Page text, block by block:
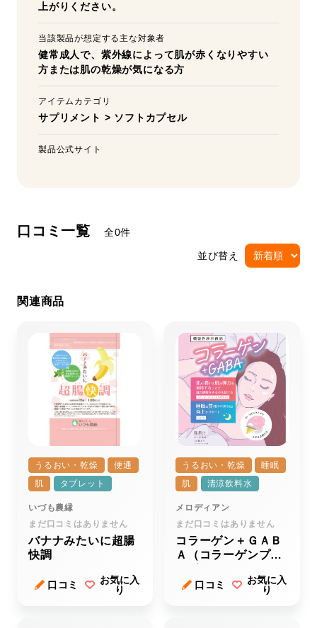
上がりください。
当該製品が想定する主な対象者
健常成人で、紫外線によって肌が赤くなりやすい
方または肌の乾燥が気になる方
アイテムカテゴリ
サプリメント > ソフトカプセル
製品公式サイト
口コミ一覧 全0件
並び替え
関連商品
うるおい・乾燥
便通
肌
タブレット
いづも農縁
まだ口コミはありません
バナナみたいに超腸
快調
口コミ
お気に入
り
うるおい・乾燥
睡眠
肌
清涼飲料水
メロディアン
まだ口コミはありません
コラーゲン＋ＧＡＢ
Ａ（コラーゲンプラ
口コミ
お気に入
り